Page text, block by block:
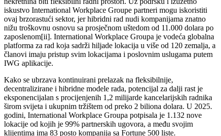
iskustvo International Workplace Groupe partneri mogu iskoristiti
ovaj brzorastući sektor, jer hibridni rad nudi kompanijama znatno
nižu troškovnu osnovu sa prosječnom uštedom od 11.000 dolara po
zaposlenom[ii]. International Workplace Groupa je vodeća globalna
platforma za rad koja sadrži hiljade lokacija u više od 120 zemalja, a
članovi imaju pristup svim lokacijama i poslovnim uslugama putem
IWG aplikacije.
Kako se ubrzava kontinuirani prelazak na fleksibilnije,
decentralizirane i hibridne modele rada, potencijal za dalji rast je
eksponencijalan s procijenjenih 1,2 milijarde kancelarijskih radnika
širom svijeta i ukupnim tržištem od preko 2 biliona dolara. U 2025.
godini, International Workplace Groupa potpisala je 1.132 nove
lokacije od kojih je 99% partnerskih ugovora, a među svojim
klijentima ima 83 posto kompanija sa Fortune 500 liste.